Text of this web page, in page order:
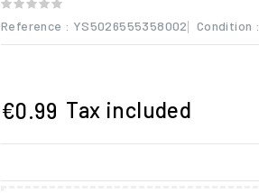
Reference : YS5026555358002 Condition :
€0.99 Tax included